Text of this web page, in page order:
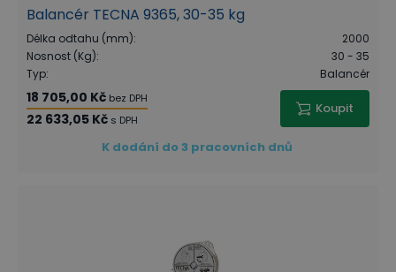
Balancér TECNA 9365, 30-35 kg
Délka odtahu (mm):
2000
Nosnost (Kg):
30 - 35
Typ: Balancér
18 705,00 Kč bez DPH
22 633,05 Kč s DPH
Koupit
K dodání do 3 pracovních dnů